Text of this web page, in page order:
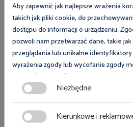
03 sierpnia 2026
Kolejny Pol'and'Rock Festival
nami
Aby zapewnić jak najlepsze wrażenia
takich jak pliki cookie, do
dostępu do informacji o urządzeniu.
pozwoli nam przetwarzać dane, takie
przeglądania lub unikalne
wyrażenia zgody lub wycofanie zgody
wpłynąć na niektóre cechy i funkcje.
Zgoda na pliki cookies jest dobrowolna
zmodyfikować w dowolnym momencie
ciasteczka w lewym dolnym rogu
Niezbędne
Kierunkowe i